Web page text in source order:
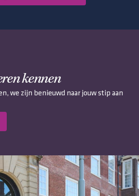
kennen
we zijn benieuwd naar jouw stip aan